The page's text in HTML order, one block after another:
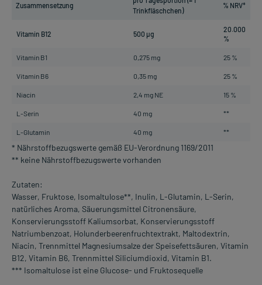
Zusammensetzung
Trinkfläschchen)
% NRV*
Vitamin B12 500 µg
20.000
%
Vitamin B1 0,275 mg 25 %
Vitamin B6 0,35 mg 25 %
Niacin 2,4 mg NE 15 %
L-Serin 40 mg **
L-Glutamin 40 mg **
* Nährstoffbezugswerte gemäß EU-Verordnung 1169/2011
** keine Nährstoffbezugswerte vorhanden
Zutaten:
Wasser, Fruktose, Isomaltulose**, Inulin, L-Glutamin, L-Serin,
natürliches Aroma, Säuerungsmittel Citronensäure,
Konservierungsstoff Kaliumsorbat, Konservierungsstoff
Natriumbenzoat, Holunderbeerenfruchtextrakt, Maltodextrin,
Niacin, Trennmittel Magnesiumsalze der Speisefettsäuren, Vitamin
B12, Vitamin B6, Trennmittel Siliciumdioxid, Vitamin B1.
*** Isomaltulose ist eine Glucose- und Fruktosequelle